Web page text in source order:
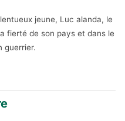
jeune, Luc alanda, le
fierté de son pays et dans le
guerrier.